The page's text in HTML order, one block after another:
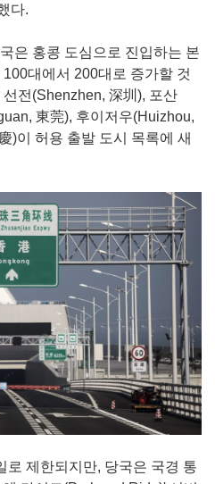
다.
은 홍콩 도심으로 진입하는 본
대에서 200대로 증가할 것
전(Shenzhen, 深圳), 포산
東莞), 후이저우(Huizhou,
)이 허용 출발 도시 목록에 새
로 제한되지만, 당국은 국경 통